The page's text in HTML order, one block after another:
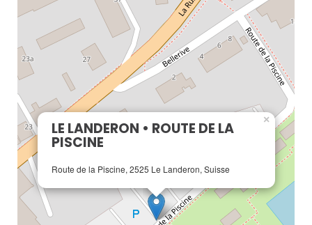
LE LANDERON • ROUTE DE LA
PISCINE
Route de la Piscine, 2525 Le Landeron, Suisse
×